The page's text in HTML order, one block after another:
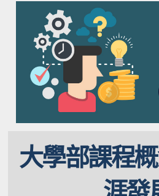
大學部課程